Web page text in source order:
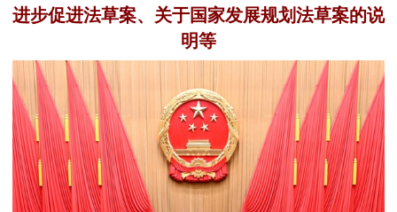
进步促进法草案、关于国家发展规划法草案的说
明等